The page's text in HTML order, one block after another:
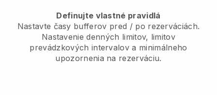
Definujte vlastné pravidlá
Nastavte časy bufferov pred / po rezerváciách.
Nastavenie denných limitov, limitov
prevádzkových intervalov a minimálneho
upozornenia na rezerváciu.